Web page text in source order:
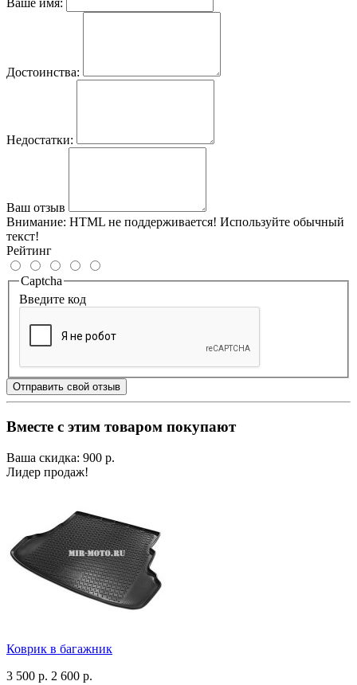
Достоинства:
Недостатки:
Ваш отзыв
Внимание: HTML не поддерживается! Используйте обычный
текст!
Рейтинг
Captcha
Введите код
Отправить свой отзыв
Вместе с этим товаром покупают
Ваша скидка: 900 р.
Лидер продаж!
Коврик в багажник
3 500 р. 2 600 р.